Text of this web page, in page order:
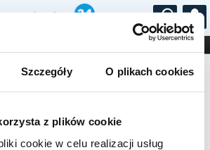
Szczegóły O plikach cookies
z plików cookie
cookie w celu realizacji usług
...
OPERA I BALET
STAND-UP
on-line na wydarzenie